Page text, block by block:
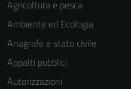
Agricoltura e pesca
Ambiente ed Ecologia
Anagrafe e stato civile
Appalti pubblici
Autorizzazioni